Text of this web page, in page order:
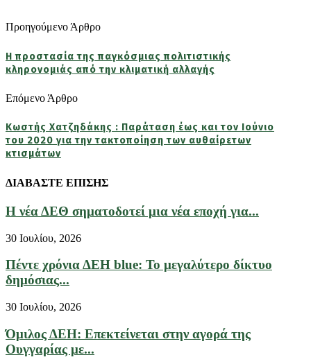
Προηγούμενο Άρθρο
Η προστασία της παγκόσμιας πολιτιστικής
κληρονομιάς από την κλιματική αλλαγής
Επόμενο Άρθρο
Κωστής Χατζηδάκης : Παράταση έως και τον Ιούνιο
του 2020 για την τακτοποίηση των αυθαίρετων
κτισμάτων
ΔΙΑΒΑΣΤΕ ΕΠΙΣΗΣ
Η νέα ΔΕΘ σηματοδοτεί μια νέα εποχή για...
30 Ιουλίου, 2026
Πέντε χρόνια ΔΕΗ blue: Το μεγαλύτερο δίκτυο
δημόσιας...
30 Ιουλίου, 2026
Όμιλος ΔΕΗ: Επεκτείνεται στην αγορά της
Ουγγαρίας με...